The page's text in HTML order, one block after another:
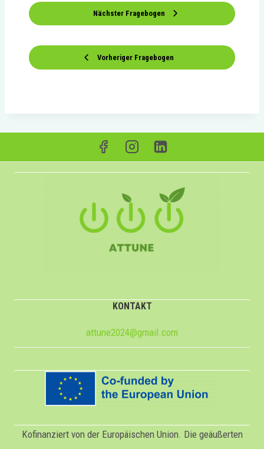
Vorheriger Fragebogen
Nächster Fragebogen
KONTAKT
attune2024@gmail.com
Kofinanziert von der Europäischen Union. Die geäußerten